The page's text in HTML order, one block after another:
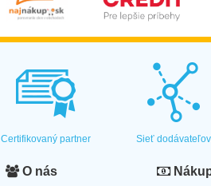
Certifikovaný partner Sieť dodávateľov
O nás